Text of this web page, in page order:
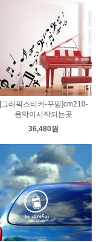
[그래픽스티커-꾸밈]cm210-
음악이시작되는곳
36,480원